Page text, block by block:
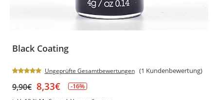
Black Coating
mit5.00
von 5,
Ungeprüfte Gesamtbewertungen (1 Kundenbewertung)
9,90€ 8,33€ -16%